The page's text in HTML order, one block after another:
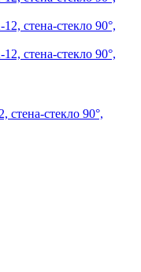
стена-стекло 90°,